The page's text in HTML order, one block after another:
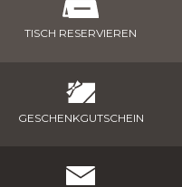
TISCH RESERVIEREN
GESCHENKGUTSCHEIN